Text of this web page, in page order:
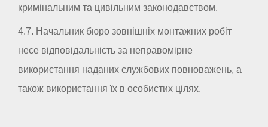
кримінальним та цивільним законодавством.
4.7. Начальник бюро зовнішніх монтажних робіт
несе відповідальність за неправомірне
використання наданих службових повноважень, а
також використання їх в особистих цілях.